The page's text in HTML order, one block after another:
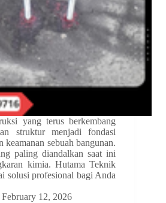
yang terus berkembang
struktur menjadi fondasi
keamanan sebuah bangunan.
paling diandalkan saat ini
kimia. Hutama Teknik
solusi profesional bagi Anda
February 12, 2026